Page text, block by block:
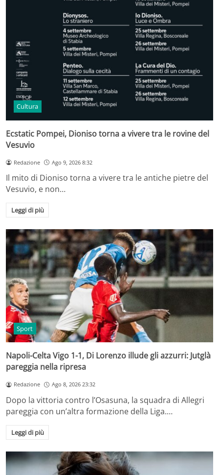
Cultura
Ecstatic Pompei, Dioniso torna a vivere tra le rovine del
Vesuvio
Redazione Ago 9, 2026 8:32
Il mito di Dioniso torna a vivere tra le antiche pietre del
Vesuvio, e non…
Leggi di più
Sport
Napoli-Celta Vigo 1-1, Di Lorenzo illude gli azzurri: Jutglà
pareggia nella ripresa
Redazione Ago 8, 2026 23:32
Dopo la vittoria contro l’Osasuna, la squadra di Allegri
pareggia con un’altra formazione della Liga.…
Leggi di più